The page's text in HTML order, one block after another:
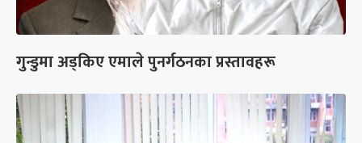
गुन्डुमा अड्किए एमाले पुनर्गठनका प्रस्तावहरू